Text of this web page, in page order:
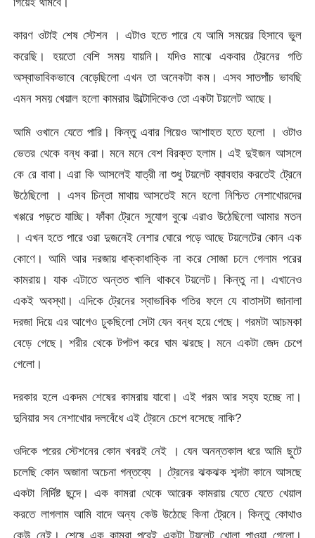
কারণ ওটাই শেষ স্টেশন । এটাও হতে পারে যে আমি সময়ের হিসাবে ভুল
করেছি। হয়তো বেশি সময় যায়নি। যদিও মাঝে একবার ট্রেনের গতি
অস্বাভাবিকভাবে বেড়েছিলো এখন তা অনেকটা কম। এসব সাতপাঁচ ভাবছি
এমন সময় খেয়াল হলো কামরার উল্টোদিকেও তো একটা টয়লেট আছে।
আমি ওখানে যেতে পারি। কিন্তু এবার গিয়েও আশাহত হতে হলো । ওটাও
ভেতর থেকে বন্ধ করা। মনে মনে বেশ বিরক্ত হলাম। এই দুইজন আসলে
কে রে বাবা। এরা কি আসলেই যাত্রী না শুধু টয়লেট ব্যাবহার করতেই ট্রেনে
উঠেছিলো । এসব চিন্তা মাথায় আসতেই মনে হলো নিশ্চিত নেশাখোরদের
খপ্পরে পড়তে যাচ্ছি। ফাঁকা ট্রেনে সুযোগ বুঝে এরাও উঠেছিলো আমার মতন
। এখন হতে পারে ওরা দুজনেই নেশার ঘোরে পড়ে আছে টয়লেটের কোন এক
কোণে। আমি আর দরজায় ধাক্কাধাক্কি না করে সোজা চলে গেলাম পরের
কামরায়। যাক এটাতে অন্তত খালি থাকবে টয়লেট। কিন্তু না। এখানেও
একই অবস্থা। এদিকে ট্রেনের স্বাভাবিক গতির ফলে যে বাতাসটা জানালা
দরজা দিয়ে এর আগেও ঢুকছিলো সেটা যেন বন্ধ হয়ে গেছে। গরমটা আচমকা
বেড়ে গেছে। শরীর থেকে টপটপ করে ঘাম ঝরছে। মনে একটা জেদ চেপে
গেলো।
দরকার হলে একদম শেষের কামরায় যাবো। এই গরম আর সহ্য হচ্ছে না।
দুনিয়ার সব নেশাখোর দলবেঁধে এই ট্রেনে চেপে বসেছে নাকি?
ওদিকে পরের স্টেশনের কোন খবরই নেই । যেন অনন্তকাল ধরে আমি ছুটে
চলেছি কোন অজানা অচেনা গন্তব্যে । ট্রেনের ঝকঝক শব্দটা কানে আসছে
একটা নির্দিষ্ট ছন্দে। এক কামরা থেকে আরেক কামরায় যেতে যেতে খেয়াল
করতে লাগলাম আমি বাদে অন্য কেউ উঠেছে কিনা ট্রেনে। কিন্তু কোথাও